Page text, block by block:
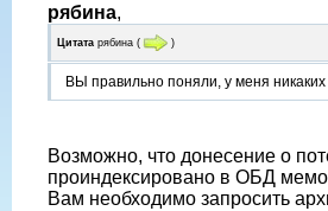
рябина,
Цитата рябина ( )
ВЫ правильно поняли, у меня никаких
Возможно, что донесение о
проиндексировано в ОБД
Вам необходимо запросить